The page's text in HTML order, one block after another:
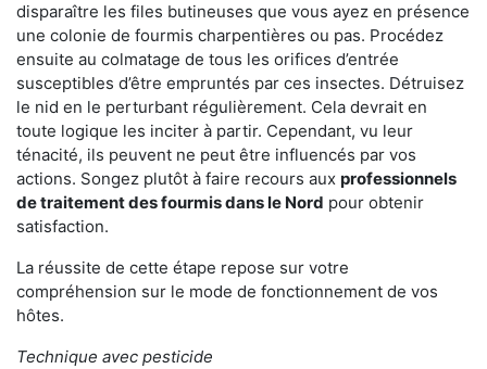
disparaître les files butineuses que vous ayez en présence
une colonie de fourmis charpentières ou pas. Procédez
ensuite au colmatage de tous les orifices d’entrée
susceptibles d’être empruntés par ces insectes. Détruisez
le nid en le perturbant régulièrement. Cela devrait en
toute logique les inciter à partir. Cependant, vu leur
ténacité, ils peuvent ne peut être influencés par vos
actions. Songez plutôt à faire recours aux professionnels
de traitement des fourmis dans le Nord pour obtenir
satisfaction.
La réussite de cette étape repose sur votre
compréhension sur le mode de fonctionnement de vos
hôtes.
Technique avec pesticide